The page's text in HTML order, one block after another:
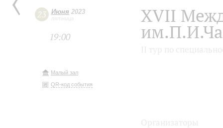
23 Июня 2023
пятница
19:00
Малый зал
QR-код события
XVII